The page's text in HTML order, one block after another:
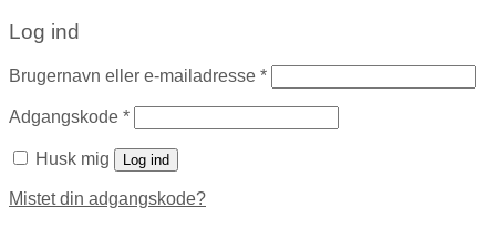
Log ind
Brugernavn eller e-mailadresse *
Adgangskode *
Husk mig Log ind
Mistet din adgangskode?